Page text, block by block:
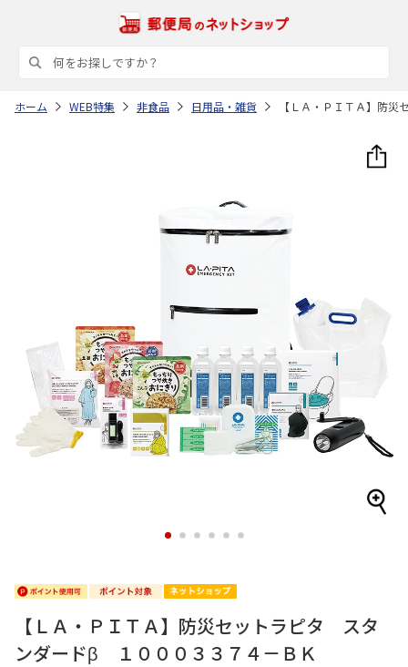
ホーム WEB特集 非食品 日用品・雑貨 【ＬＡ・ＰＩＴＡ】防
1 2 3 4 5 6
【ＬＡ・ＰＩＴＡ】防災セットラピタ スタ
ンダードβ １０００３３７４－ＢＫ